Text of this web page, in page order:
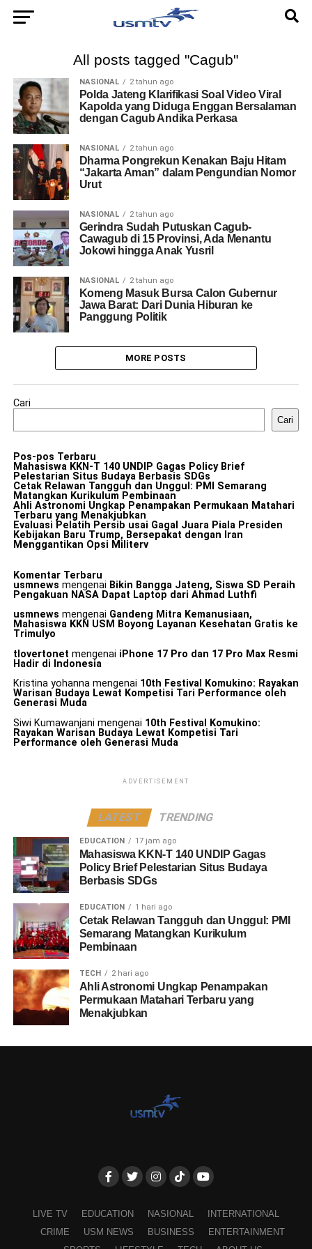
All posts tagged "Cagub"
NASIONAL 2 tahun ago
Polda Jateng Klarifikasi Soal Video Viral
Kapolda yang Diduga Enggan Bersalaman
dengan Cagub Andika Perkasa
NASIONAL 2 tahun ago
Dharma Pongrekun Kenakan Baju Hitam
“Jakarta Aman” dalam Pengundian Nomor
Urut
NASIONAL 2 tahun ago
Gerindra Sudah Putuskan Cagub-
Cawagub di 15 Provinsi, Ada Menantu
Jokowi hingga Anak Yusril
NASIONAL 2 tahun ago
Komeng Masuk Bursa Calon Gubernur
Jawa Barat: Dari Dunia Hiburan ke
Panggung Politik
MORE POSTS
Cari
Cari
Pos-pos Terbaru
Mahasiswa KKN-T 140 UNDIP Gagas Policy Brief
Pelestarian Situs Budaya Berbasis SDGs
Cetak Relawan Tangguh dan Unggul: PMI Semarang
Matangkan Kurikulum Pembinaan
Ahli Astronomi Ungkap Penampakan Permukaan Matahari
Terbaru yang Menakjubkan
Evaluasi Pelatih Persib usai Gagal Juara Piala Presiden
Kebijakan Baru Trump, Bersepakat dengan Iran
Menggantikan Opsi Militerv
Komentar Terbaru
usmnews mengenai Bikin Bangga Jateng, Siswa SD Peraih
Pengakuan NASA Dapat Laptop dari Ahmad Luthfi
usmnews mengenai Gandeng Mitra Kemanusiaan,
Mahasiswa KKN USM Boyong Layanan Kesehatan Gratis ke
Trimulyo
tlovertonet mengenai iPhone 17 Pro dan 17 Pro Max Resmi
Hadir di Indonesia
Kristina yohannamengenai 10th Festival Komukino: Rayakan
Warisan Budaya Lewat Kompetisi Tari Performance oleh
Generasi Muda
Siwi Kumawanjani mengenai 10th Festival Komukino:
Rayakan Warisan Budaya Lewat Kompetisi Tari
Performance oleh Generasi Muda
ADVERTISEMENT
LATEST TRENDING
EDUCATION 17 jam ago
Mahasiswa KKN-T 140 UNDIP Gagas
Policy Brief Pelestarian Situs Budaya
Berbasis SDGs
EDUCATION 1 hari ago
Cetak Relawan Tangguh dan Unggul: PMI
Semarang Matangkan Kurikulum
Pembinaan
TECH 2 hari ago
Ahli Astronomi Ungkap Penampakan
Permukaan Matahari Terbaru yang
Menakjubkan
LIVE TV EDUCATION NASIONAL
INTERNATIONAL
CRIME
USM NEWS BUSINESS
ENTERTAINMENT